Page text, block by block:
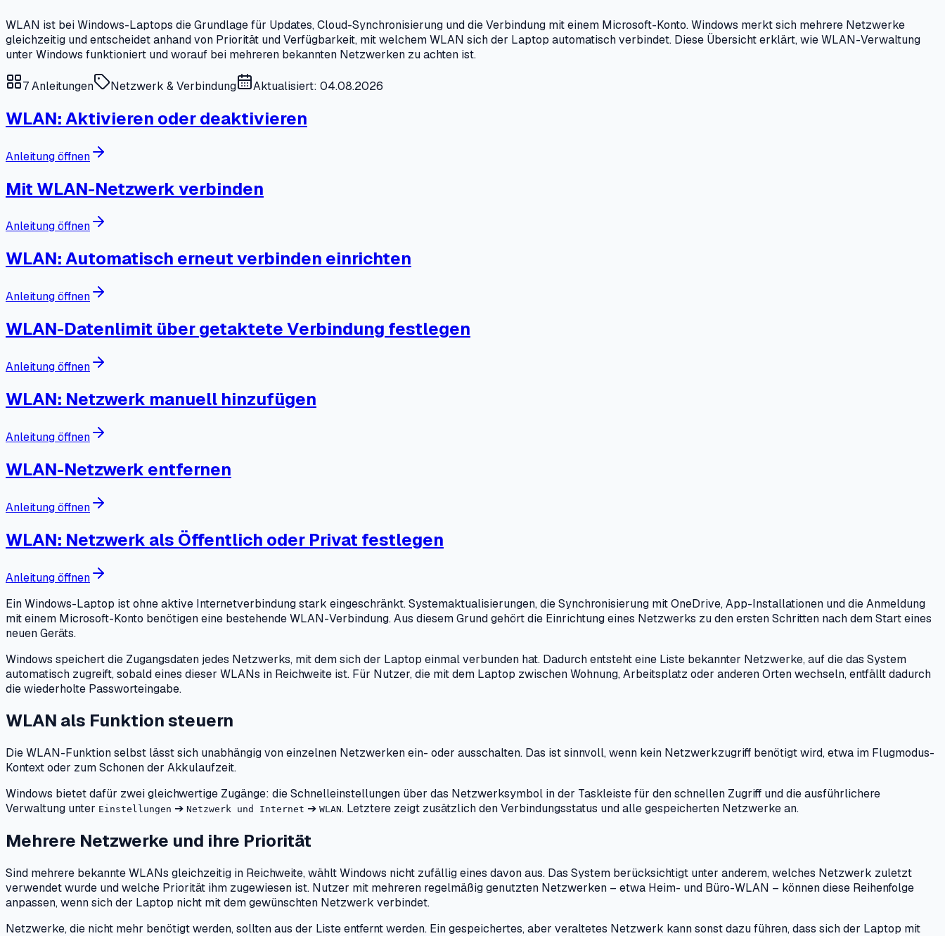
WLAN ist bei Windows-Laptops die Grundlage für Updates, Cloud-Synchronisierung und die Verbindung mit einem Microsoft-Konto. Windows merkt sich mehrere Netzwerke
gleichzeitig und entscheidet anhand von Priorität und Verfügbarkeit, mit welchem WLAN sich der Laptop automatisch verbindet. Diese Übersicht erklärt, wie WLAN-Verwaltung
unter Windows funktioniert und worauf bei mehreren bekannten Netzwerken zu achten ist.
7Anleitungen Netzwerk & Verbindung Aktualisiert: 04.08.2026
WLAN: Aktivieren oder deaktivieren
Anleitung öffnen
Mit WLAN-Netzwerk verbinden
Anleitung öffnen
WLAN: Automatisch erneut verbinden einrichten
Anleitung öffnen
WLAN-Datenlimit über getaktete Verbindung festlegen
Anleitung öffnen
WLAN: Netzwerk manuell hinzufügen
Anleitung öffnen
WLAN-Netzwerk entfernen
Anleitung öffnen
WLAN: Netzwerk als Öffentlich oder Privat festlegen
Anleitung öffnen
Ein Windows-Laptop ist ohne aktive Internetverbindung stark eingeschränkt. Systemaktualisierungen, die Synchronisierung mit OneDrive, App-Installationen und die Anmeldung
mit einem Microsoft-Konto benötigen eine bestehende WLAN-Verbindung. Aus diesem Grund gehört die Einrichtung eines Netzwerks zu den ersten Schritten nach dem Start eines
neuen Geräts.
Windows speichert die Zugangsdaten jedes Netzwerks, mit dem sich der Laptop einmal verbunden hat. Dadurch entsteht eine Liste bekannter Netzwerke, auf die das System
automatisch zugreift, sobald eines dieser WLANs in Reichweite ist. Für Nutzer, die mit dem Laptop zwischen Wohnung, Arbeitsplatz oder anderen Orten wechseln, entfällt dadurch
die wiederholte Passworteingabe.
WLAN als Funktion steuern
Die WLAN-Funktion selbst lässt sich unabhängig von einzelnen Netzwerken ein- oder ausschalten. Das ist sinnvoll, wenn kein Netzwerkzugriff benötigt wird, etwa im Flugmodus-
Kontext oder zum Schonen der Akkulaufzeit.
Windows bietet dafür zwei gleichwertige Zugänge: die Schnelleinstellungen über das Netzwerksymbol in der Taskleiste für den schnellen Zugriff und die ausführlichere
Verwaltung unter Einstellungen ➔ Netzwerk und Internet ➔ WLAN. Letztere zeigt zusätzlich den Verbindungsstatus und alle gespeicherten Netzwerke an.
Mehrere Netzwerke und ihre Priorität
Sind mehrere bekannte WLANs gleichzeitig in Reichweite, wählt Windows nicht zufällig eines davon aus. Das System berücksichtigt unter anderem, welches Netzwerk zuletzt
verwendet wurde und welche Priorität ihm zugewiesen ist. Nutzer mit mehreren regelmäßig genutzten Netzwerken – etwa Heim- und Büro-WLAN – können diese Reihenfolge
anpassen, wenn sich der Laptop nicht mit dem gewünschten Netzwerk verbindet.
Netzwerke, die nicht mehr benötigt werden, sollten aus der Liste entfernt werden. Ein gespeichertes, aber veraltetes Netzwerk kann sonst dazu führen, dass sich der Laptop mit